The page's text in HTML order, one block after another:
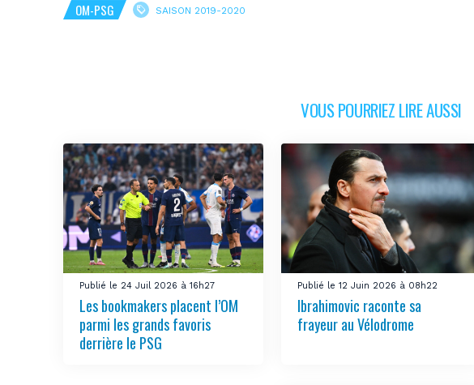
OM-PSG SAISON 2019-2020
VOUS POURRIEZ LIRE AUSSI
Publié le 24 Juil 2026 à 16h27
Les bookmakers placent l’OM
parmi les grands favoris
derrière le PSG
Publié le 12 Juin 2026 à 08h22
Ibrahimovic raconte sa
frayeur au Vélodrome